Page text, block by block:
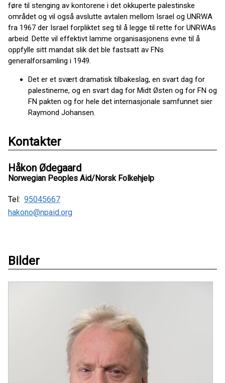
føre til stenging av kontorene i det okkuperte palestinske
området og vil også avslutte avtalen mellom Israel og UNRWA
fra 1967 der Israel forpliktet seg til å legge til rette for UNRWAs
arbeid. Dette vil effektivt lamme organisasjonens evne til å
oppfylle sitt mandat slik det ble fastsatt av FNs
generalforsamling i 1949.
Det er et svært dramatisk tilbakeslag, en svart dag for
palestinerne, og en svart dag for Midt Østen og for FN og
FN pakten og for hele det internasjonale samfunnet sier
Raymond Johansen.
Kontakter
Håkon Ødegaard
Norwegian Peoples Aid/Norsk Folkehjelp
Tel: 95045667
hakono@npaid.org
Bilder